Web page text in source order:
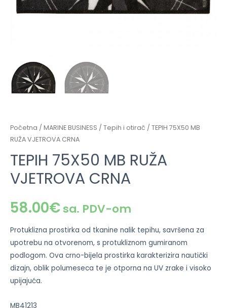
Početna / MARINE BUSINESS / Tepih i otirač / TEPIH 75X50 MB
RUŽA VJETROVA CRNA
TEPIH 75X50 MB RUŽA
VJETROVA CRNA
58.00€sa. PDV-om
Protuklizna prostirka od tkanine nalik tepihu, savršena za
upotrebu na otvorenom, s protukliznom gumiranom
podlogom. Ova crno-bijela prostirka karakterizira nautički
dizajn, oblik polumeseca te je otporna na UV zrake i visoko
upijajuća.
MB41213